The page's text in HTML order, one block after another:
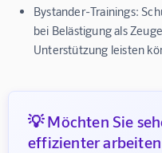
Bystander-Trainings:
bei Belästigung als
Unterstützung leisten
💡 Möchten Sie
effizienter arbeiten